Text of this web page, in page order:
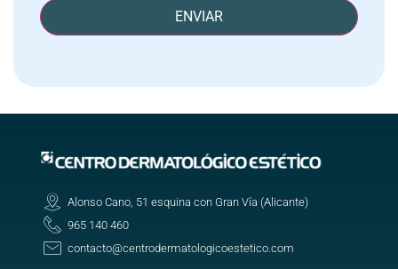
ENVIAR
Alonso Cano, 51 esquina con Gran Vía (Alicante)
965 140 460
contacto@centrodermatologicoestetico.com